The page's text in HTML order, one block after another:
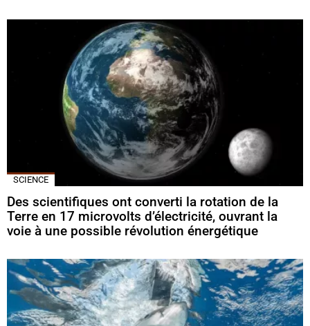
SCIENCE
Des scientifiques ont converti la rotation de la
Terre en 17 microvolts d’électricité, ouvrant la
voie à une possible révolution énergétique